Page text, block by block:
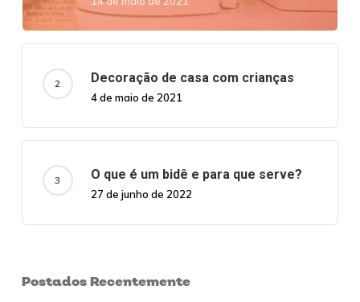
Decoração de casa com crianças
4 de maio de 2021
O que é um bidê e para que serve?
27 de junho de 2022
Postados Recentemente